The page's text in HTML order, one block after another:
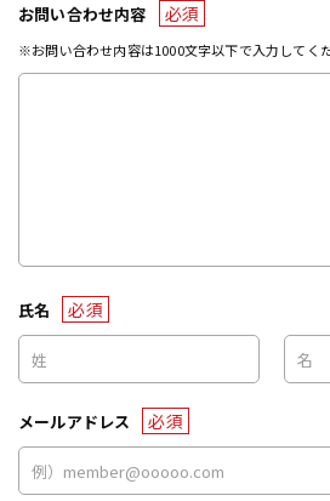
お問い合わせ内容 必須
※お問い合わせ内容は1000文字以下で入力してく
氏名 必須
メールアドレス 必須